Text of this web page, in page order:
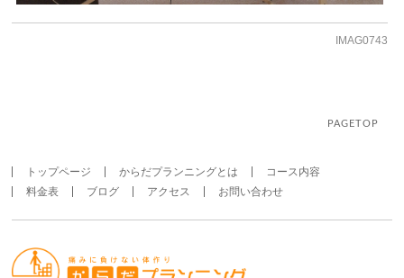
IMAG0743
PAGETOP
トップページ からだプランニングとは
コース内容
料金表
ブログ アクセス お問い合わせ